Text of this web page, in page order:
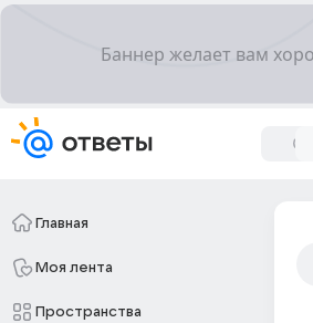
Главная
Моя лента
Пространства